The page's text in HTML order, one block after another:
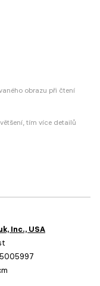
obrazu při čtení
tím více detailů
Inc., USA